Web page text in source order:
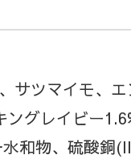
サツマイモ、
グレイビー
和物、硫酸銅